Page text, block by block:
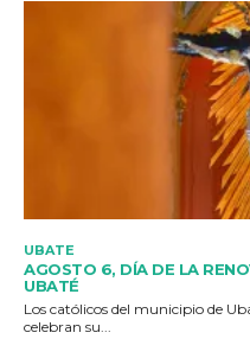
UBATE
AGOSTO 6, DÍA DE LA
UBATÉ
Los católicos del municipio de
celebran su...